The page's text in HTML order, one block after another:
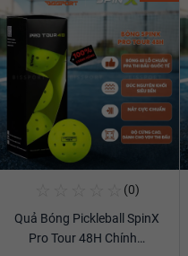
Xem chi tiết
(0)
Quả Bóng Pickleball SpinX
Pro Tour 48H Chính…